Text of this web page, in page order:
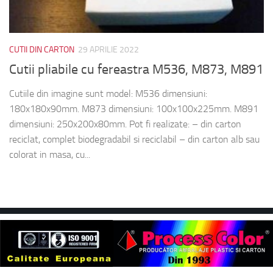
CUTII DIN CARTON 29 APRILIE 2022
Cutii pliabile cu fereastra M536, M873, M891
Cutiile din imagine sunt model: M536 dimensiuni:
180x180x90mm. M873 dimensiuni: 100x100x225mm. M891
dimensiuni: 250x200x80mm. Pot fi realizate: – din carton
reciclat, complet biodegradabil si reciclabil – din carton alb sau
colorat in masa, cu...